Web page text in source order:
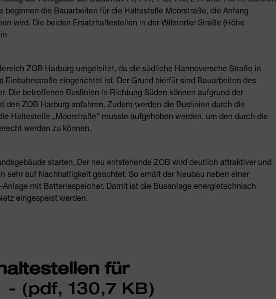
beginnen die Bauarbeiten für die Haltestelle Moorstraße, die Anfang
wird. Die beiden Ersatzhaltestellen in der Wilstorfer Straße (Höhe
ZOB Harburg umgeleitet, da die südliche Hannoversche Straße in
eingerichtet ist. Der Grund hierfür sind Bauarbeiten des
Die betroffenen Buslinien in Richtung Süden können aufgrund der
ZOB Harburg anfahren. Zudem werden die Buslinien durch die
Haltestelle „Moorstraße“ musste aufgehoben werden, um den durch die
werden zu können.
starten. Der neu entstehende ZOB wird deutlich attraktiver und
sehr auf Nachhaltigkeit geachtet. So erhält der Neubau neben einer
mit Batteriespeicher. Damit ist die Busanlage energietechnisch
eingespeist werden.
für
- (pdf, 130,7 KB)